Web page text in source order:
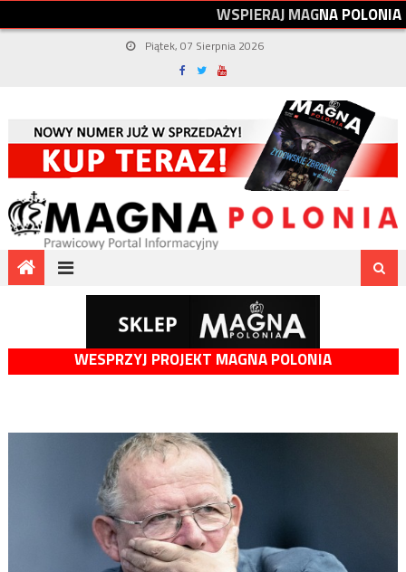
WSPIERAJMAGNAPOLONIA
Piątek, 07 Sierpnia 2026
WESPRZYJ PROJEKT MAGNA POLONIA